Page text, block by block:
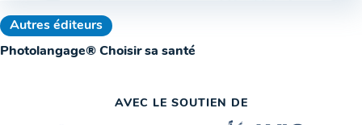
Autres éditeurs
Photolangage® Choisir sa santé
AVEC LE SOUTIEN DE